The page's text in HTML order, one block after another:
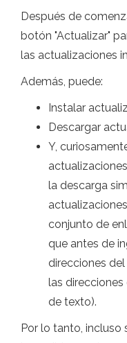
Después de
botón "Actualizar"
las actualizaciones
Además, puede:
Instalar
Descargar
Y,
la descarga
conjunto de
que antes de
direcciones
las
de texto).
Por lo tanto, incluso